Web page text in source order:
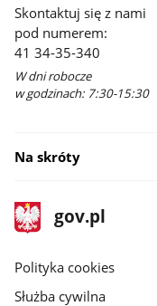
Skontaktuj się z nami
pod numerem:
41 34-35-340
W dni robocze
w godzinach: 7:30-15:30
Na skróty
stopka
gov.pl
Strona
gov.pl
gov.pl
Polityka cookies
Służba cywilna